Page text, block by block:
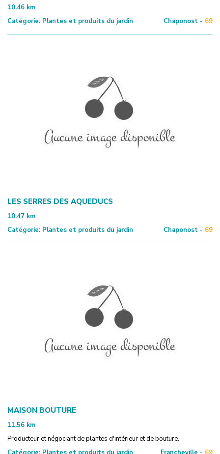
10.46 km
Catégorie: Plantes et produits du jardin Chaponost - 69
LES SERRES DES AQUEDUCS
10.47 km
Catégorie: Plantes et produits du jardin Chaponost - 69
MAISON BOUTURE
11.56 km
Producteur et négociant de plantes d'intérieur et de bouture.